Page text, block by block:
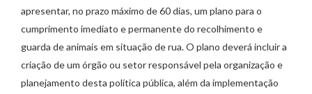
apresentar, no prazo máximo de 60 dias, um plano para o
cumprimento imediato e permanente do recolhimento e
guarda de animais em situação de rua. O plano deverá incluir a
criação de um órgão ou setor responsável pela organização e
planejamento desta política pública, além da implementação